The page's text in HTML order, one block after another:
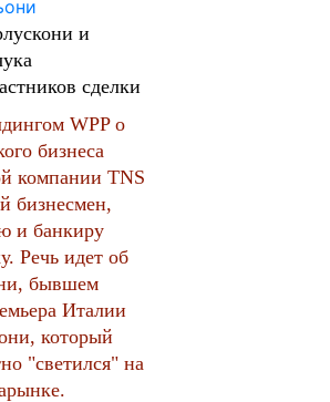
и
сделки
WPP о
бизнеса
компании TNS
бизнесмен,
и банкиру
Речь идет об
бывшем
Италии
который
"светился" на